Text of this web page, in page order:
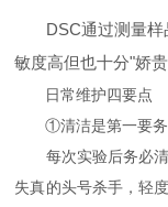
DSC通过测量样
敏度高但也十分"娇
日常维护四要点
①清洁是第一要务
每次实验后务必清
失真的头号杀手，轻